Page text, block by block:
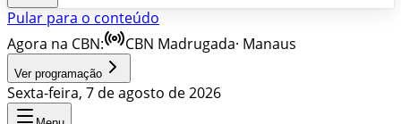
Pular para o conteúdo
Agora na CBN:
CBN Madrugada· Manaus
Ver programação
Sexta-feira, 7 de agosto de 2026